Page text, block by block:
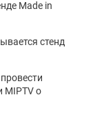
Made in
стенд
MIPTV о